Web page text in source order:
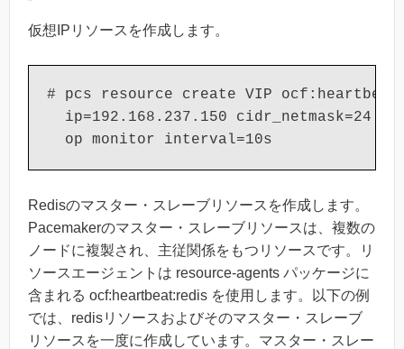
仮想IPリソースを作成します。
# pcs resource create VIP
ip=192.168.237.150 cidr_netmask=24
  op monitor interval=10s
Redisのマスター・スレーブリソースを作成します。
Pacemakerのマスター・スレーブリソースは、複数の
ノードに複製され、主従関係をもつリソースです。リ
ソースエージェントは resource-agents パッケージに
含まれる ocf:heartbeat:redis を使用します。以下の例
では、redisリソースおよびそのマスター・スレーブ
リソースを一度に作成しています。マスター・スレー